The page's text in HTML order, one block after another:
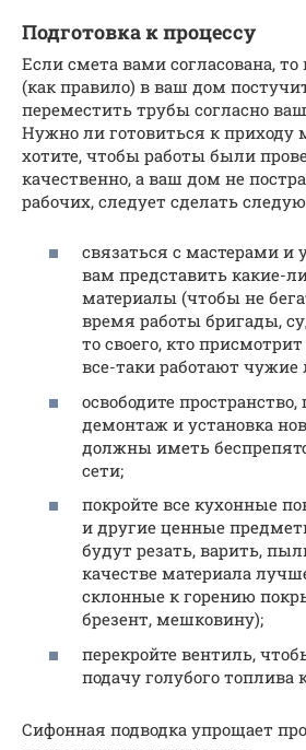
Подготовка к процессу
Если смета вами согласована, то
(как правило) в ваш дом
переместить трубы согласно
Нужно ли готовиться к приходу
хотите, чтобы работы были
качественно, а ваш дом не
рабочих, следует сделать
связаться с мастерами и
вам представить какие-
материалы (чтобы не
время работы бригады,
то своего, кто
все-таки работают
освободите
демонтаж и установка
должны иметь
сети;
покройте все кухонные
и другие ценные
будут резать, варить,
качестве материала
склонные к горению
брезент, мешковину);
перекройте вентиль,
подачу голубого топлива
Сифонная подводка упрощает